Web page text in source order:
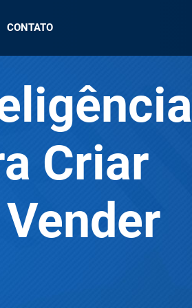
CONTATO
Criar